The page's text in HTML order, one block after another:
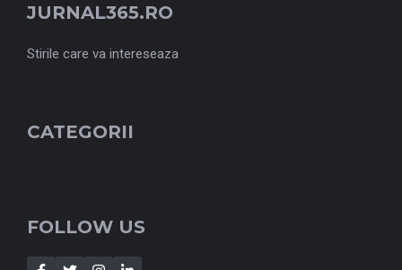
JURNAL365.RO
Stirile care va intereseaza
CATEGORII
FOLLOW US